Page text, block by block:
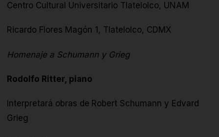
Centro Cultural Universitario Tlatelolco, UNAM
Ricardo Flores Magón 1, Tlatelolco, CDMX
Homenaje a Schumann y Grieg
Rodolfo Ritter, piano
Interpretará obras de Robert Schumann y Edvard
Grieg